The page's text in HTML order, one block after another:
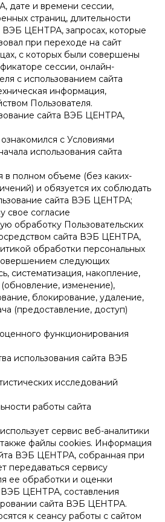
дате и времени сессии,
страниц, длительности
ВЭБ ЦЕНТРА, запросах, которые
при переходе на сайт
с которых были совершены
сессии, онлайн-
с использованием сайта
информация,
Пользователя.
сайта ВЭБ ЦЕНТРА,
с Условиями
использования сайта
в полном объеме (без каких-
и обязуется их соблюдать
сайта ВЭБ ЦЕНТРА;
свое согласие
обработку Пользовательских
сайта ВЭБ ЦЕНТРА,
обработки персональных
следующих
систематизация, накопление,
изменение),
блокирование, удаление,
(предоставление, доступ)
функционирования
использования сайта ВЭБ
исследований
работы сайта
сервис веб-аналитики
файлы cookies. Информация
ВЭБ ЦЕНТРА, собранная при
передаваться сервису
ее обработки и оценки
ВЭБ ЦЕНТРА, составления
сайта ВЭБ ЦЕНТРА.
к сеансу работы с сайтом